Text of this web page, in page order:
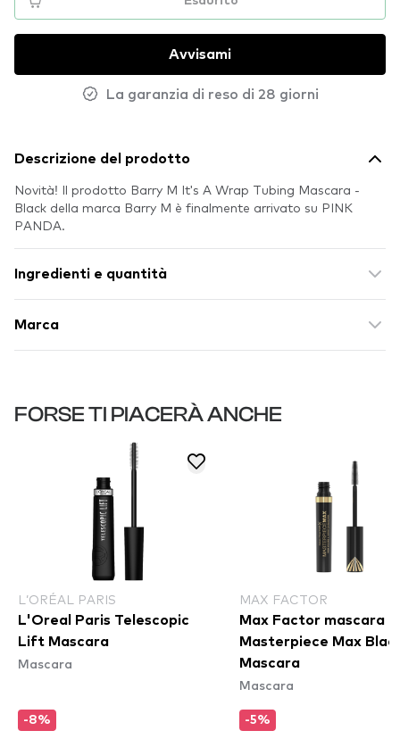
Avvisami
La garanzia di reso di 28 giorni
Descrizione del prodotto
Novità! Il prodotto Barry M It's A Wrap Tubing Mascara -
Black della marca Barry M è finalmente arrivato su PINK
PANDA.
Ingredienti e quantità
Marca
FORSE TI PIACERÀ ANCHE
L’ORÉAL PARIS
L'Oreal Paris Telescopic
Lift Mascara
Mascara
-8%
MAX FACTOR
Max Factor mascara -
Masterpiece Max
Mascara
Mascara
-5%